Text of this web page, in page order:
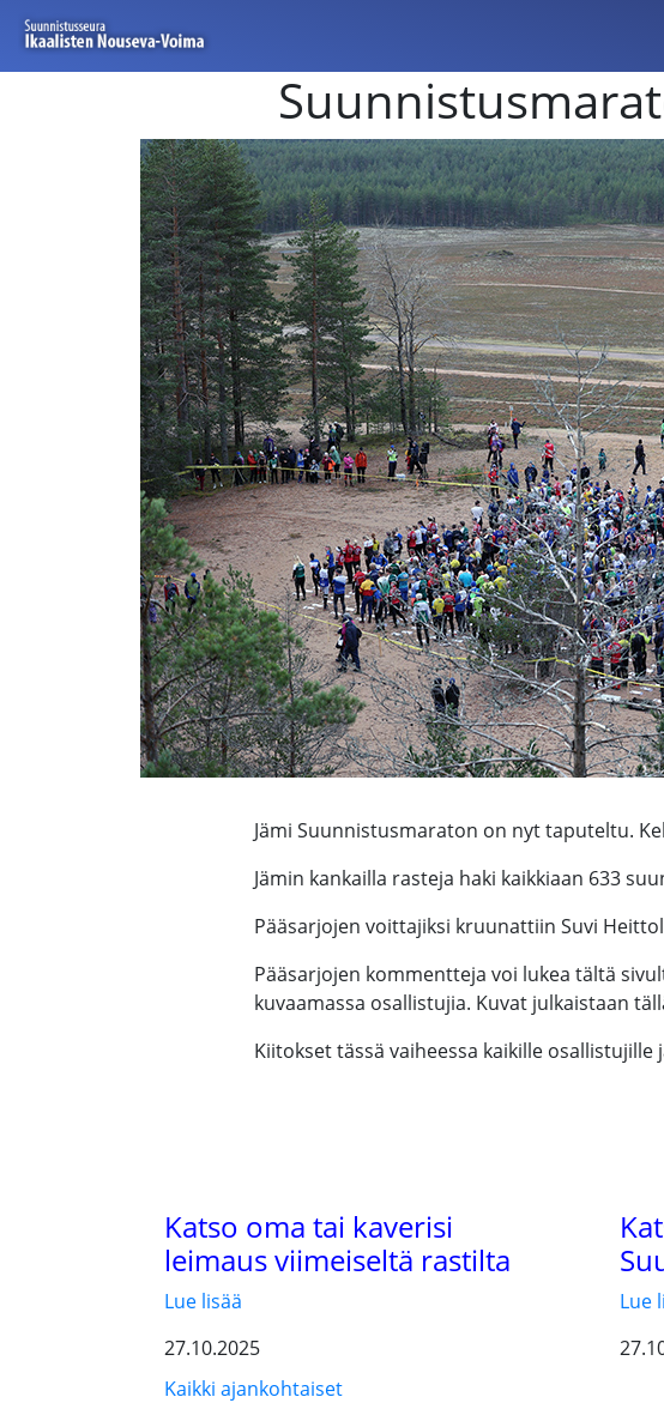
Jämi Suunnistusmaraton on nyt taputeltu.
Jämin kankailla rasteja haki kaikkiaan 633
Pääsarjojen voittajiksi kruunattiin Suvi
Pääsarjojen kommentteja voi lukea tältä
kuvaamassa osallistujia. Kuvat julkaistaan
Kiitokset tässä vaiheessa kaikille
Katso oma tai kaverisi
leimaus viimeiseltä rastilta
Lue lisää
27.10.2025
Lue
Kaikki ajankohtaiset